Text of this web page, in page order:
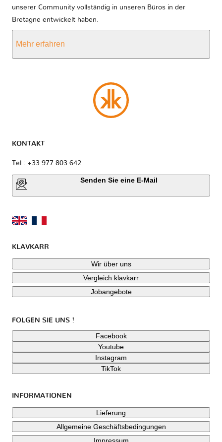
unserer Community vollständig in unseren Büros in der
Bretagne entwickelt haben.
Mehr erfahren
KONTAKT
Tel : +33 977 803 642
Senden Sie eine E-Mail
KLAVKARR
Wir über uns
Vergleich klavkarr
Jobangebote
FOLGEN SIE UNS !
Facebook
Youtube
Instagram
TikTok
INFORMATIONEN
Lieferung
Allgemeine Geschäftsbedingungen
Impressum